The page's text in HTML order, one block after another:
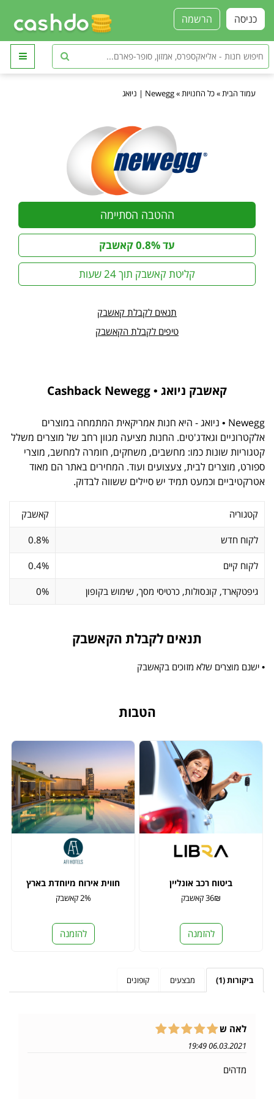
הרשמה כניסה
עמוד הבית »כל החנויות »Newegg | ניואג
ההטבה הסתיימה
עד 0.8% קאשבק
קליטת קאשבק תוך 24 שעות
תנאים לקבלת קאשבק
טיפים לקבלת הקאשבק
קאשבק ניואג • Cashback Newegg
Newegg • ניואג - היא חנות אמריקאית המתמחה במוצרים
אלקטרוניים וגאדג'טים. החנות מציעה מגוון רחב של מוצרים משלל
קטגוריות שונות כמו: מחשבים, משחקים, חומרה למחשב, מוצרי
ספורט, מוצרים לבית, צעצועים ועוד. המחירים באתר הם מאוד
אטרקטיביים וכמעט תמיד יש סיילים ששווה לבדוק.
קטגוריה קאשבק
לקוח חדש 0.8%
לקוח קיים 0.4%
גיפטקארד, קונסולות, כרטיסי מסך, שימוש בקופון 0%
תנאים לקבלת הקאשבק
• ישנם מוצרים שלא מזוכים בקאשבק
הטבות
ביטוח רכב אונליין
36₪ קאשבק
להזמנה
חווית אירוח מיוחדת בארץ
2% קאשבק
להזמנה
ביקורות (1) מבצעים קופונים
לאה ש
06.03.2021 19:49
מדהים